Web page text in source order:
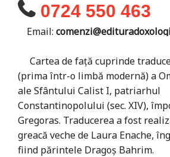
0724 550 463
Email:
Cartea de faţă cuprinde
(prima într-o limbă modernă) a
ale Sfântului Calist I, patriarhul
Constantinopolului (sec. XIV),
Gregoras. Traducerea a fost
greacă veche de Laura Enache,
fiind părintele Dragoş Bahrim.